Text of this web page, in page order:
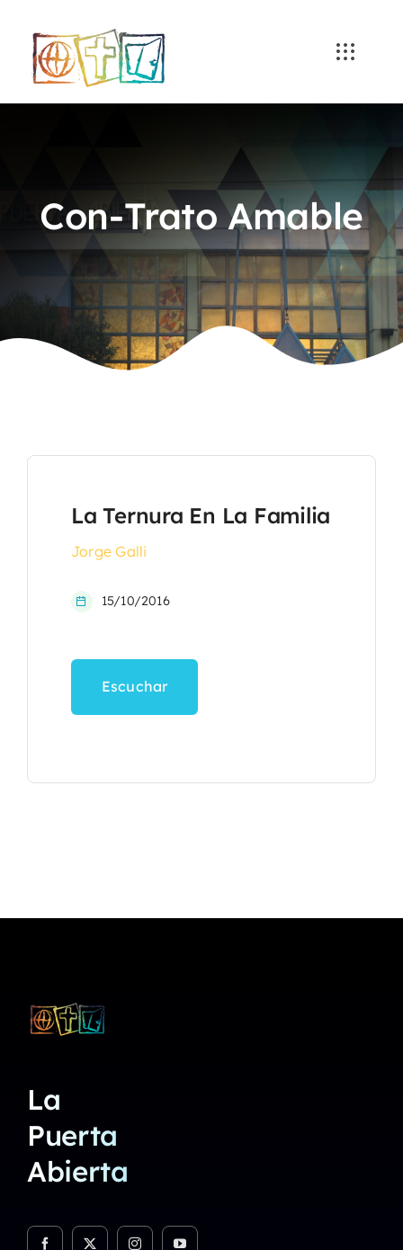
content
Con-Trato Amable
La Ternura En La Familia
Jorge Galli
15/10/2016
Escuchar
La
Puerta
Abierta